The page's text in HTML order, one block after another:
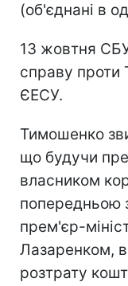
(об'єднані в
13 жовтня
справу проти
ЄЕСУ.
Тимошенко
що будучи
власником
попередньою
прем'єр-
Лазаренком,
розтрату